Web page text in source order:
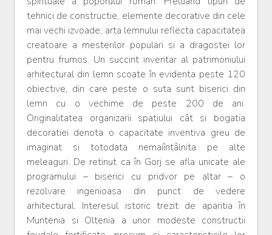
tehnici de constructie, elemente decorative din cele
mai vechi izvoade, arta lemnului reflecta capacitatea
creatoare a mesterilor populari si a dragostei lor
pentru frumos. Un succint inventar al patrimoniului
arhitectural din lemn scoate în evidenta peste 120
obiective, din care peste o suta sunt biserici din
lemn cu o vechime de peste 200 de ani.
Originalitatea organizarii spatiului cât si bogatia
decoratiei denota o capacitate inventiva greu de
imaginat si totodata nemaiîntâlnita pe alte
meleaguri. De retinut ca în Gorj se afla unicate ale
programului – biserici cu pridvor pe altar – o
rezolvare ingenioasa din punct de vedere
arhitectural. Interesul istoric trezit de aparitia în
Muntenia si Oltenia a unor modeste constructii